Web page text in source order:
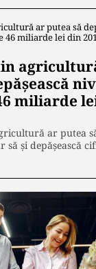
miliarde
ar putea
să și depășească